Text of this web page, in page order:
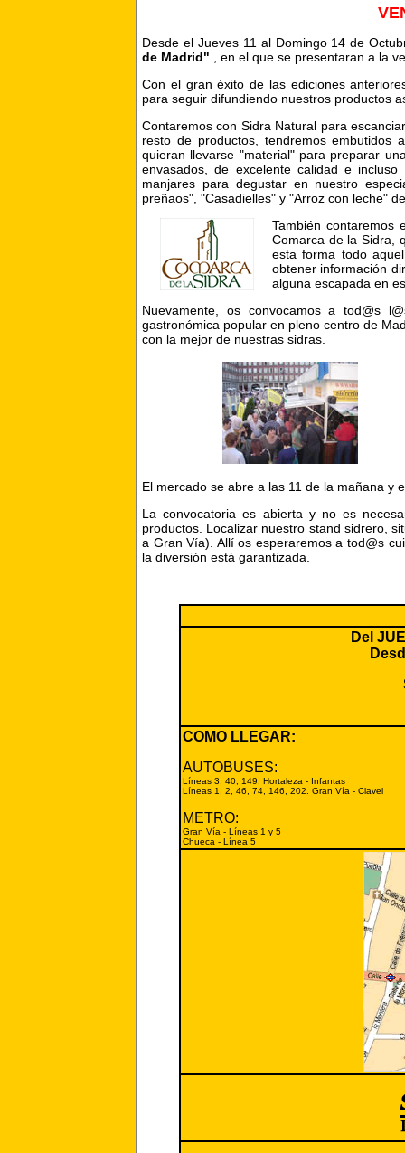
Desde el Jueves 11 al Domingo 14 de
de Madrid" , en el que se presentaran a la
Con el gran éxito de las ediciones
para seguir difundiendo nuestros productos
Contaremos con Sidra Natural para
resto de productos, tendremos embutidos
quieran llevarse "material" para preparar
envasados, de excelente calidad e
manjares para degustar en nuestro
preñaos", "Casadielles" y "Arroz con leche"
También contaremos
Comarca de la Sidra,
esta forma todo
obtener información
alguna escapada en
Nuevamente, os convocamos a tod@s
gastronómica popular en pleno centro de
con la mejor de nuestras sidras.
El mercado se abre a las 11 de la mañana y
La convocatoria es abierta y no es
productos. Localizar nuestro stand sidrero,
a Gran Vía). Allí os esperaremos a tod@s
la diversión está garantizada.
Del
COMO LLEGAR:
AUTOBUSES:
Líneas 3, 40, 149. Hortaleza - Infantas
Líneas 1, 2, 46, 74, 146, 202. Gran Vía - Clavel
METRO:
Gran Vía - Líneas 1 y 5
Chueca - Línea 5